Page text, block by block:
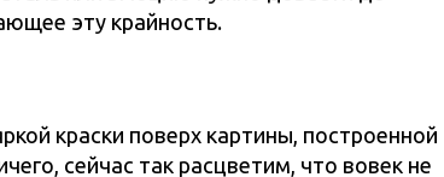
эту крайность.
краски поверх картины, построенной
сейчас так расцветим, что вовек не